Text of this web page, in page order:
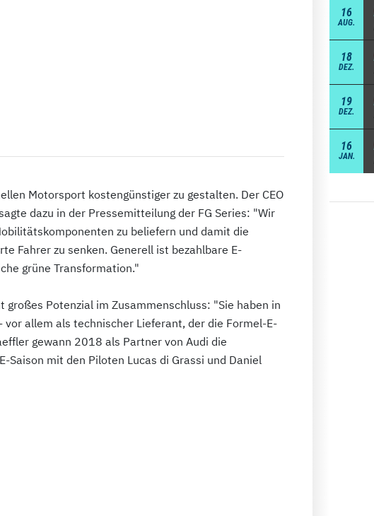
Motorsport kostengünstiger zu gestalten. Der CEO
dazu in der Pressemitteilung der FG Series: "Wir
zu beliefern und damit die
Fahrer zu senken. Generell ist bezahlbare E-
grüne Transformation."
großes Potenzial im Zusammenschluss: "Sie haben in
allem als technischer Lieferant, der die Formel-E-
gewann 2018 als Partner von Audi die
mit den Piloten Lucas di Grassi und Daniel
16
AUG.
18
DEZ.
19
DEZ.
16
JAN.